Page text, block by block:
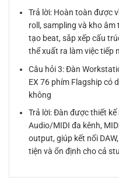
Trả lời: Hoàn toàn được
roll, sampling và kho
tạo beat, sắp xếp cấu
thể xuất ra làm việc tiếp
Câu hỏi 3: Đàn
EX 76 phím Flagship có
không
Trả lời: Đàn được thiết
Audio/MIDI đa kênh,
output, giúp kết nối
tiện và ổn định cho cả